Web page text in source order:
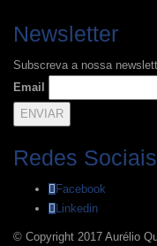
Newsletter
Subscreva a nossa
Email
Redes Sociais
Facebook
Linkedin
© Copyright 2017 Aurélio